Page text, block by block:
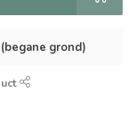
grond)